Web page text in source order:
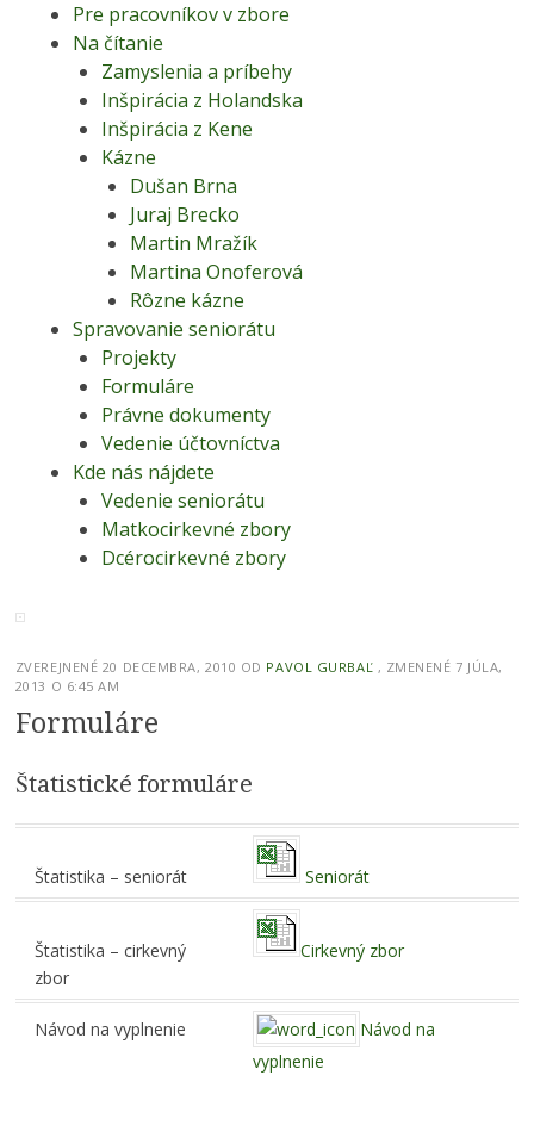
Pre pracovníkov v zbore
Na čítanie
Zamyslenia a príbehy
Inšpirácia z Holandska
Inšpirácia z Kene
Kázne
Dušan Brna
Juraj Brecko
Martin Mražík
Martina Onoferová
Rôzne kázne
Spravovanie seniorátu
Projekty
Formuláre
Právne dokumenty
Vedenie účtovníctva
Kde nás nájdete
Vedenie seniorátu
Matkocirkevné zbory
Dcérocirkevné zbory
ZVEREJNENÉ 20 DECEMBRA, 2010 OD PAVOL GURBAĽ , ZMENENÉ 7 JÚLA,
2013 O 6:45 AM
Formuláre
Štatistické formuláre
Štatistika – seniorát Seniorát
Štatistika – cirkevný
zbor
Cirkevný zbor
Návod na vyplnenie
Návod na
vyplnenie